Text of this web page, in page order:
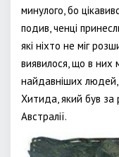
минулого, бо
подив, ченці
які ніхто не міг
виявилося, що в них
найдавніших людей,
Хитида, який був за
Австралії.